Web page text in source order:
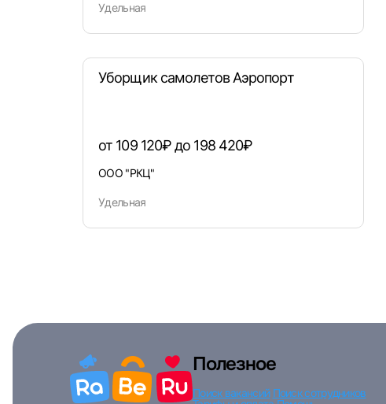
Удельная
Уборщик самолетов Аэропорт
от 109 120₽ до 198 420₽
ООО "РКЦ"
Удельная
Полезное
Поиск вакансий Поиск сотрудников